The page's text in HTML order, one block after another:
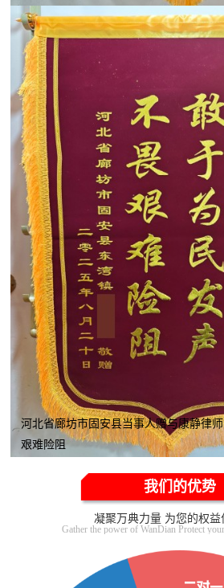
河北省廊坊市固安县当事人赠与康静律
艰难险阻
我们的优势
凝聚万典力量 为您的权益
Gather the power of WanDian Protect